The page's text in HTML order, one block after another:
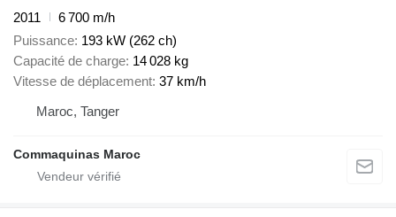
2011
6 700 m/h
Puissance 193 kW (262 ch)
Capacité de charge 14 028 kg
Vitesse de déplacement 37 km/h
Maroc, Tanger
Commaquinas Maroc